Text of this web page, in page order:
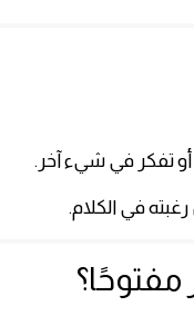
أو تفكر في شيء آخر.
في الكلام.
مفتوحًا؟